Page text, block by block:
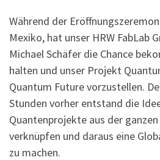
Während der
Mexiko, hat unser HRW FabLab
Michael Schäfer die Chance
halten und unser Projekt
Quantum Future vorzustellen.
Stunden vorher entstand die
Quantenprojekte aus der
verknüpfen und daraus eine
zu machen.